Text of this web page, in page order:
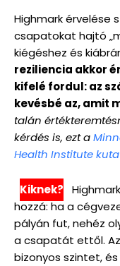
Highmark érvelése
csapatokat hajtó
kiégéshez és
reziliencia akkor
kifelé fordul: az
kevésbé az, amit
talán
kérdés is, ezt a
Health Institute
Kiknek?
hozzá: ha a
pályán fut, nehéz
a csapatát ettől.
bizonyos szintet,